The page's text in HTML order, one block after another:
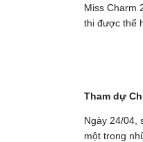
Miss Charm
thi được thể
Tham dự
Ngày 24/04,
một trong